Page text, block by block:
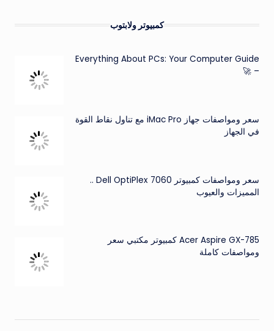
كمبيوتر ولابتوب
Everything About PCs: Your Computer Guide
– 🚀
سعر ومواصفات جهاز iMac Pro مع تناول نقاط القوة
في الجهاز
سعر ومواصفات كمبيوتر Dell OptiPlex 7060 ..
المميزات والعيوب
Acer Aspire GX-785 كمبيوتر مكتبي سعر
ومواصفات كاملة